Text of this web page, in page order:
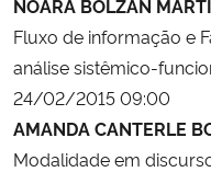
NOARA BOLZAN
Fluxo de informação e
análise sistêmico-
24/02/2015 09:00
AMANDA CANTERLE
Modalidade em